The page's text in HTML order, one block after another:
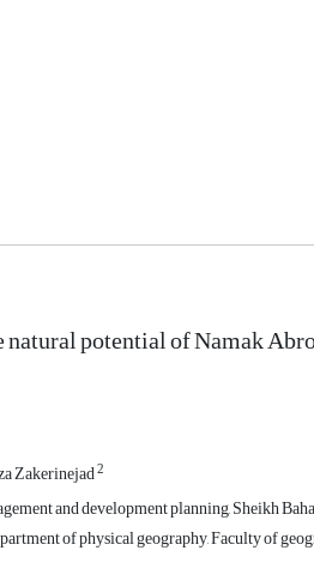
potential of Namak
Zakerinejad2
and development planning, Sheikh
of physical geography, Faculty of